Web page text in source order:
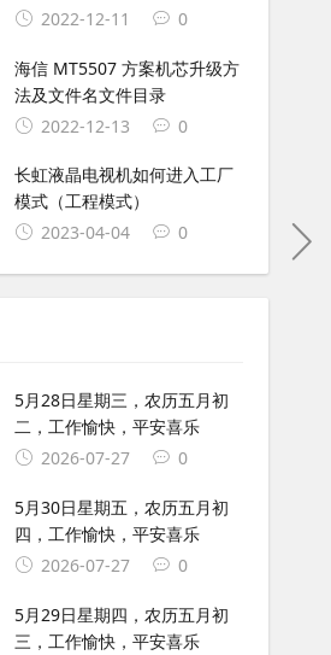
2022-12-11
0
海信 MT5507 方案机芯升级方
法及文件名文件目录
2022-12-13
0
长虹液晶电视机如何进入工厂
模式（工程模式）
2023-04-04
0
5月28日星期三，农历五月初
二，工作愉快，平安喜乐
2026-07-27
0
5月30日星期五，农历五月初
四，工作愉快，平安喜乐
2026-07-27
0
5月29日星期四，农历五月初
三，工作愉快，平安喜乐